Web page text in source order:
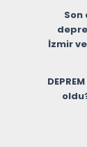
Son
İzmir